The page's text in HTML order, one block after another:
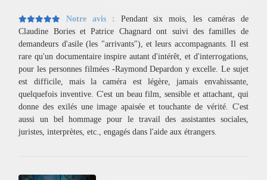
Notre avis : Pendant six mois, les caméras de
Claudine Bories et Patrice Chagnard ont suivi des familles de
demandeurs d'asile (les "arrivants"), et leurs accompagnants. Il est
rare qu'un documentaire inspire autant d'intérêt, et d'interrogations,
pour les personnes filmées -Raymond Depardon y excelle. Le sujet
est difficile, mais la caméra est légère, jamais envahissante,
quelquefois inventive. C'est un beau film, sensible et attachant, qui
donne des exilés une image apaisée et touchante de vérité. C'est
aussi un bel hommage pour le travail des assistantes sociales,
juristes, interprètes, etc., engagés dans l'aide aux étrangers.